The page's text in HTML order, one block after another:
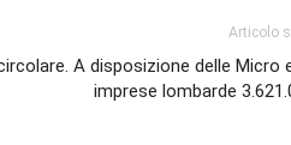
Articolo
A disposizione delle Micro
imprese lombarde